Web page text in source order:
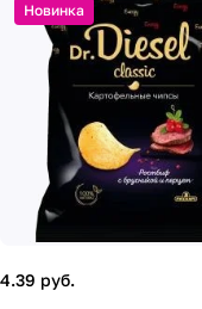
Новинка
4.39 руб.